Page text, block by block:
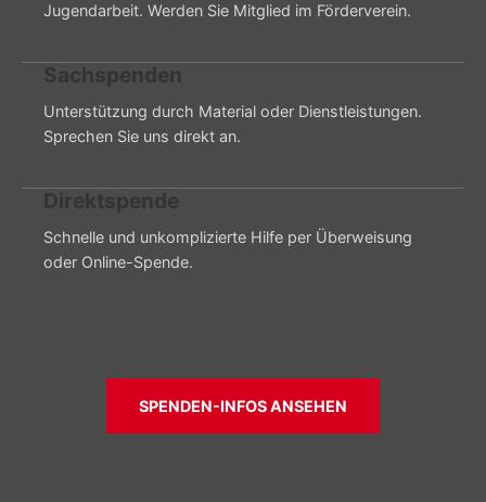
Jugendarbeit. Werden Sie Mitglied im Förderverein.
Sachspenden
Unterstützung durch Material oder Dienstleistungen.
Sprechen Sie uns direkt an.
Direktspende
Schnelle und unkomplizierte Hilfe per Überweisung
oder Online-Spende.
SPENDEN-INFOS ANSEHEN